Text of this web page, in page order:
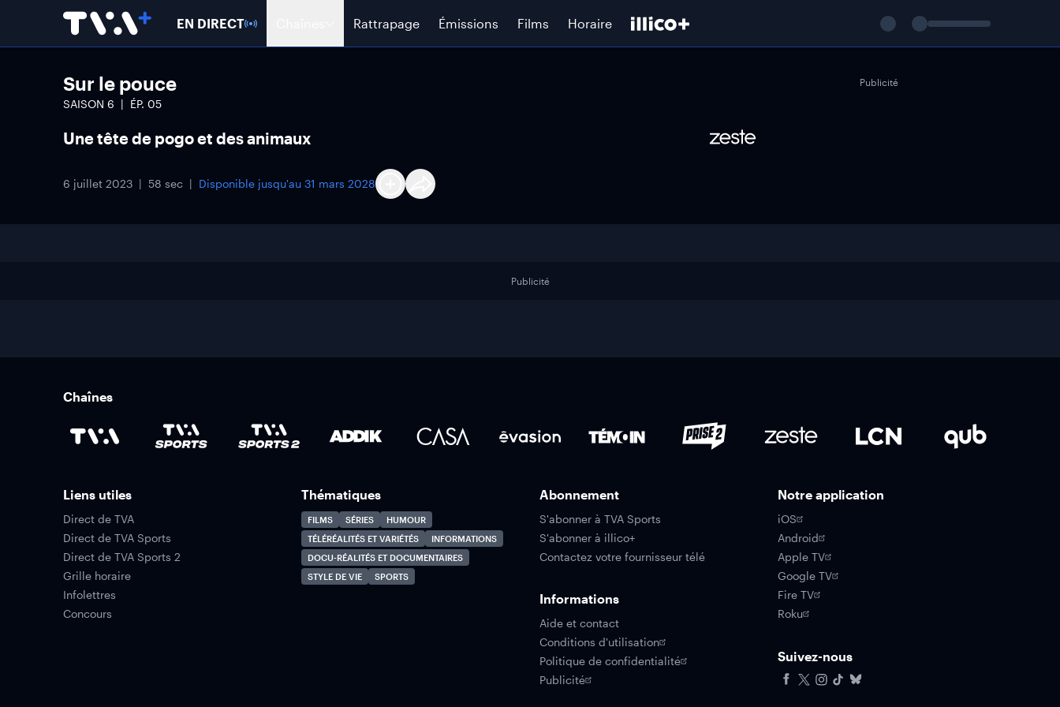
EN DIRECT Rattrapage Émissions Films Horaire
Sur le pouce
SAISON 6 ÉP. 05
Une tête de pogo et des animaux
6 juillet 2023 58 sec Disponible jusqu'au 31 mars 2028
Publicité
Publicité
Chaînes
Liens utiles
Direct de TVA
Direct de TVA Sports
Direct de TVA Sports 2
Grille horaire
Infolettres
Concours
Thématiques
FILMS SÉRIES
HUMOUR
TÉLÉRÉALITÉS ET VARIÉTÉS
INFORMATIONS
DOCU-RÉALITÉS ET DOCUMENTAIRES
STYLE DE VIE
SPORTS
Abonnement
S'abonner à TVA Sports
S'abonner à illico+
Contactez votre fournisseur télé
Informations
Aide et contact
Conditions d'utilisation
Politique de confidentialité
Publicité
Notre application
iOS
Android
Apple TV
Google TV
Fire TV
Roku
Suivez-nous